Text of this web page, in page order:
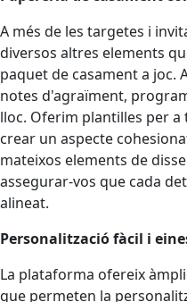
A més de les targetes i
diversos altres elements
paquet de casament a joc.
notes d'agraïment,
lloc. Oferim plantilles per
crear un aspecte
mateixos elements de
assegurar-vos que cada
alineat.
Personalització fàcil i
La plataforma ofereix
que permeten la